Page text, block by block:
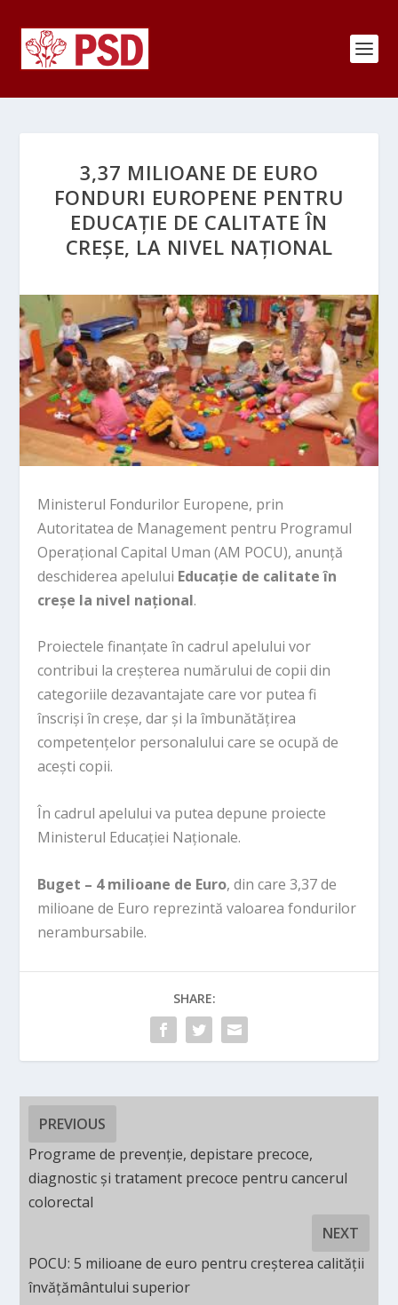
3,37 MILIOANE DE EURO
FONDURI EUROPENE PENTRU
EDUCAȚIE DE CALITATE ÎN
CREȘE, LA NIVEL NAȚIONAL
Ministerul Fondurilor Europene, prin
Autoritatea de Management pentru Programul
Operațional Capital Uman (AM POCU), anunță
deschiderea apelului Educație de calitate în
creșe la nivel național.
Proiectele finanțate în cadrul apelului vor
contribui la creșterea numărului de copii din
categoriile dezavantajate care vor putea fi
înscriși în creșe, dar și la îmbunătățirea
competențelor personalului care se ocupă de
acești copii.
În cadrul apelului va putea depune proiecte
Ministerul Educației Naționale.
Buget – 4 milioane de Euro, din care 3,37 de
milioane de Euro reprezintă valoarea fondurilor
nerambursabile.
SHARE:
PREVIOUS
Programe de prevenție, depistare precoce,
diagnostic și tratament precoce pentru cancerul
colorectal
NEXT
POCU: 5 milioane de euro pentru creșterea calității
învățământului superior